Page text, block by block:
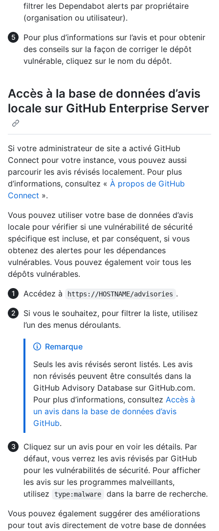
filtrer les Dependabot alerts par propriétaire
(organisation ou utilisateur).
Pour plus d’informations sur l’avis et pour obtenir
des conseils sur la façon de corriger le dépôt
vulnérable, cliquez sur le nom du dépôt.
Accès à la base de données d’avis
locale sur GitHub Enterprise Server
Si votre administrateur de site a activé GitHub
Connect pour votre instance, vous pouvez aussi
parcourir les avis révisés localement. Pour plus
d’informations, consultez « À propos de GitHub
Connect ».
Vous pouvez utiliser votre base de données d’avis
locale pour vérifier si une vulnérabilité de sécurité
spécifique est incluse, et par conséquent, si vous
obtenez des alertes pour les dépendances
vulnérables. Vous pouvez également voir tous les
dépôts vulnérables.
Accédez à
https://HOSTNAME/advisories .
Si vous le souhaitez, pour filtrer la liste, utilisez
l’un des menus déroulants.
Remarque
Seuls les avis révisés seront listés. Les avis
non révisés peuvent être consultés dans la
GitHub Advisory Database sur GitHub.com.
Pour plus d’informations, consultez Accès à
un avis dans la base de données d’avis
GitHub.
Cliquez sur un avis pour en voir les détails. Par
défaut, vous verrez les avis révisés par GitHub
pour les vulnérabilités de sécurité. Pour afficher
les avis sur les programmes malveillants,
utilisez
type:malware
dans la barre de recherche.
Vous pouvez également suggérer des améliorations
pour tout avis directement de votre base de données